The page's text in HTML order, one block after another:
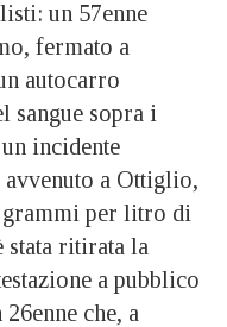
un 57enne
fermato a
autocarro
sangue sopra i
incidente
avvenuto a Ottiglio,
grammi per litro di
stata ritirata la
a pubblico
che, a